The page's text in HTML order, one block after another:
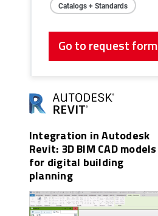
Catalogs + Standards
Go to request form
Integration in Autodesk
Revit: 3D BIM CAD models
for digital building
planning